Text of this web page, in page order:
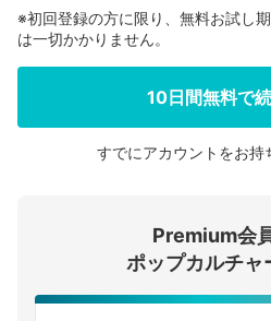
会員登録
ログイン
※初回登録の方に限り、無料お試し
は一切かかりません。
10日間無料で
すでにアカウントをお持
Premium会
ポップカルチャ